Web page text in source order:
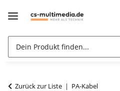
Zurück zur Liste PA-Kabel